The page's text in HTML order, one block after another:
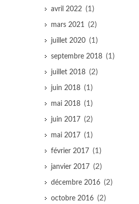
avril 2022 (1)
mars 2021 (2)
juillet 2020 (1)
septembre 2018 (1)
juillet 2018 (2)
juin 2018 (1)
mai 2018 (1)
juin 2017 (2)
mai 2017 (1)
février 2017 (1)
janvier 2017 (2)
décembre 2016 (2)
octobre 2016 (2)